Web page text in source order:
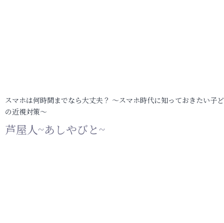
スマホは何時間までなら大丈夫？ ～スマホ時代に知っておきたい子
の近視対策～
芦屋人~あしやびと~